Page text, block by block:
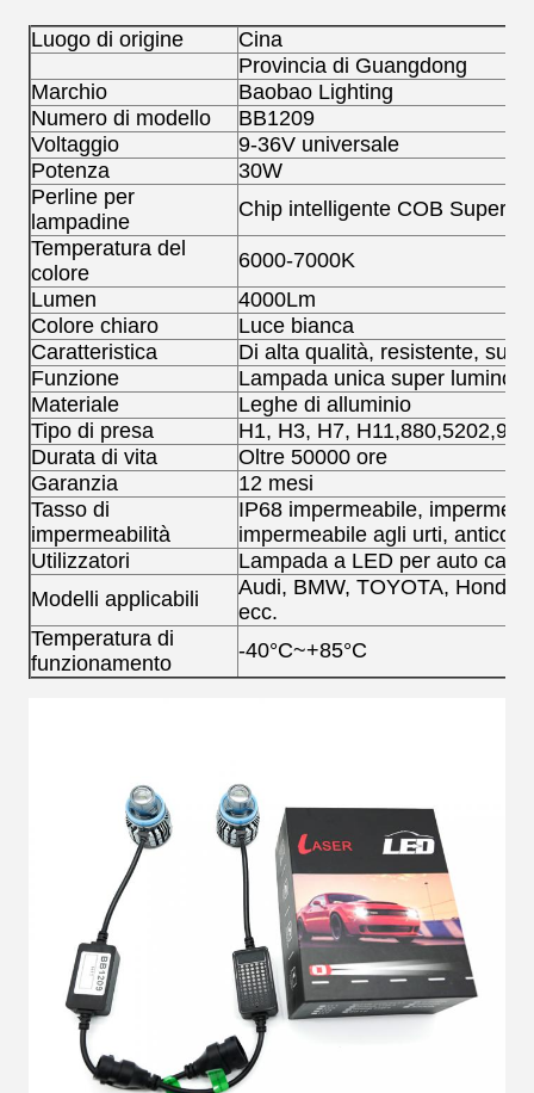
Luogo di origine
Cina
Provincia di Guangdong
Marchio
Baobao Lighting
Numero di modello
BB1209
Voltaggio
9-36V universale
Potenza
30W
Perline per
lampadine
Chip intelligente COB Super
Temperatura del
colore
6000-7000K
Lumen
4000Lm
Colore chiaro
Luce bianca
Caratteristica
Di alta qualità, resistente,
Funzione
Lampada unica super
Materiale
Leghe di alluminio
Tipo di presa
H1, H3, H7,
Durata di vita
Oltre 50000 ore
Garanzia
12 mesi
Tasso di
impermeabilità
IP68 impermeabile,
impermeabile agli urti,
Utilizzatori
Lampada a LED per auto
Modelli applicabili
Audi, BMW, TOYOTA,
ecc.
Temperatura di
funzionamento
-40°C~+85°C